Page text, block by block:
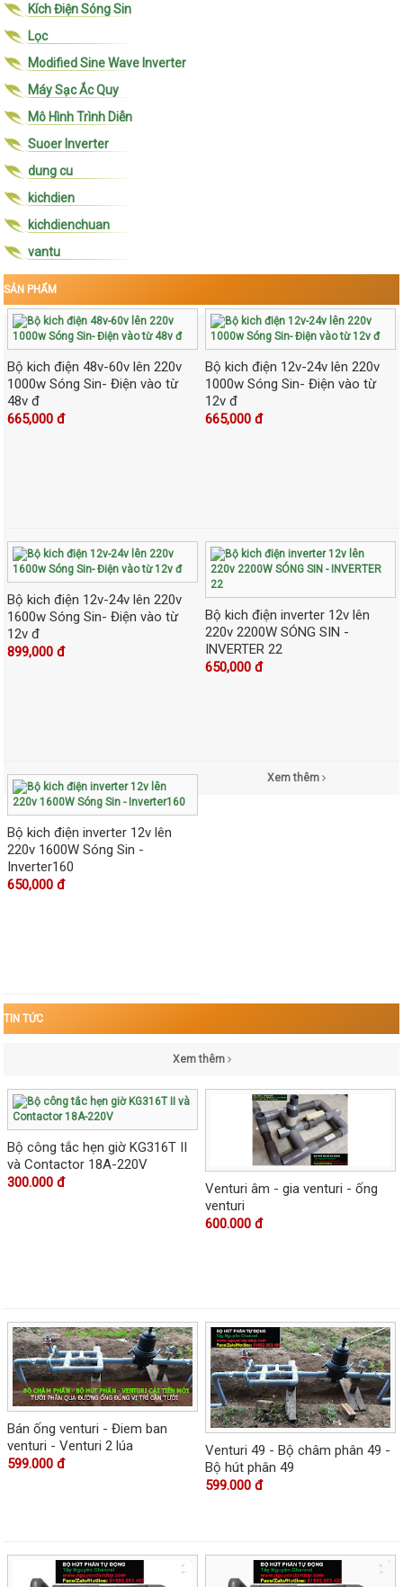
Kích Điện Sóng Sin
Lọc
Modified Sine Wave Inverter
Máy Sạc Ắc Quy
Mô Hình Trình Diễn
Suoer Inverter
dung cu
kichdien
kichdienchuan
vantu
SẢN PHẨM
Bộ kich điện 48v-60v lên 220v
1000w Sóng Sin- Điện vào từ
48v đ
665,000 đ
Bộ kich điện 12v-24v lên 220v
1000w Sóng Sin- Điện vào từ
12v đ
665,000 đ
Bộ kich điện 12v-24v lên 220v
1600w Sóng Sin- Điện vào từ
12v đ
899,000 đ
Bộ kich điện inverter 12v lên
220v 2200W SÓNG SIN -
INVERTER 22
650,000 đ
Bộ kich điện inverter 12v lên
220v 1600W Sóng Sin -
Inverter160
650,000 đ
Xem thêm
TIN TỨC
Xem thêm
Bộ công tắc hẹn giờ KG316T II
và Contactor 18A-220V
300.000 đ
Venturi âm - gia venturi - ống
venturi
600.000 đ
Bán ống venturi - Điem ban
venturi - Venturi 2 lúa
599.000 đ
Venturi 49 - Bộ châm phân 49 -
Bộ hút phân 49
599.000 đ